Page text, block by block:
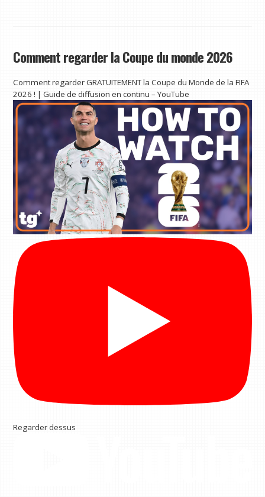
Comment regarder la Coupe du monde 2026
Comment regarder GRATUITEMENT la Coupe du Monde de la FIFA
2026 ! | Guide de diffusion en continu – YouTube
Regarder dessus